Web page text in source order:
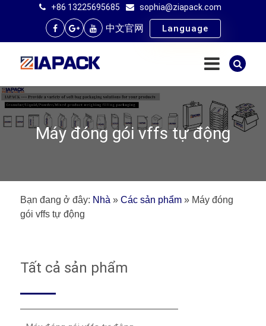
+86 13225695685 sophia@ziapack.com
中文官网 Language
Máy đóng gói vffs tự động
Bạn đang ở đây: Nhà » Các sản phẩm » Máy đóng
gói vffs tự động
Tất cả sản phẩm